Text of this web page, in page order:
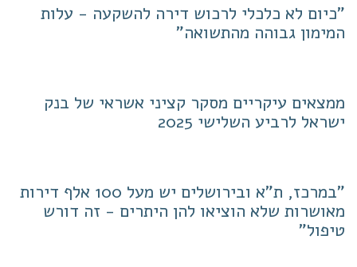
"כיום לא כלכלי לרכוש דירה להשקעה - עלות
המימון גבוהה מהתשואה"
ממצאים עיקריים מסקר קציני אשראי של בנק
ישראל לרביע השלישי 2025
"במרכז, ת"א ובירושלים יש מעל 100 אלף דירות
מאושרות שלא הוציאו להן היתרים - זה דורש
טיפול"